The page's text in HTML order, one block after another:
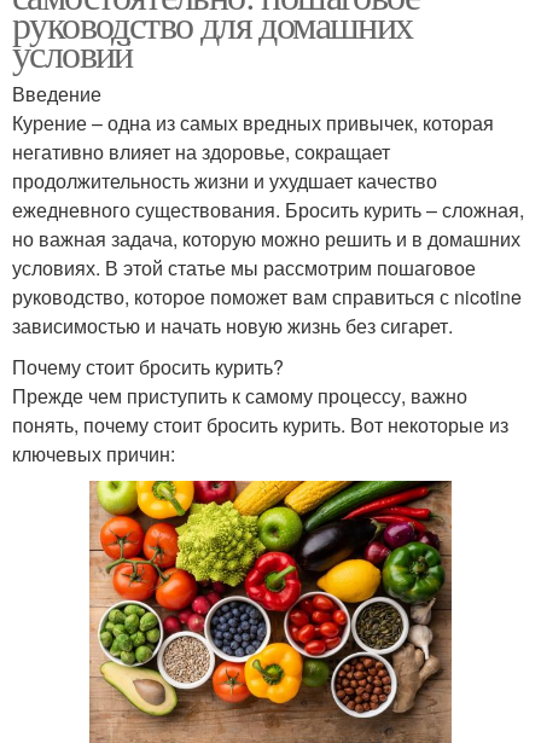
руководство для домашних
условий
Введение
Курение – одна из самых вредных привычек, которая
негативно влияет на здоровье, сокращает
продолжительность жизни и ухудшает качество
ежедневного существования. Бросить курить – сложная,
но важная задача, которую можно решить и в домашних
условиях. В этой статье мы рассмотрим пошаговое
руководство, которое поможет вам справиться с nicotine
зависимостью и начать новую жизнь без сигарет.
Почему стоит бросить курить?
Прежде чем приступить к самому процессу, важно
понять, почему стоит бросить курить. Вот некоторые из
ключевых причин: